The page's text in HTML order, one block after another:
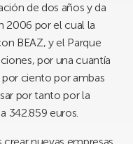
de dos años y da
2006 por el cual la
BEAZ, y el Parque
por una cuantía
por ciento por ambas
por tanto por la
342.859 euros.